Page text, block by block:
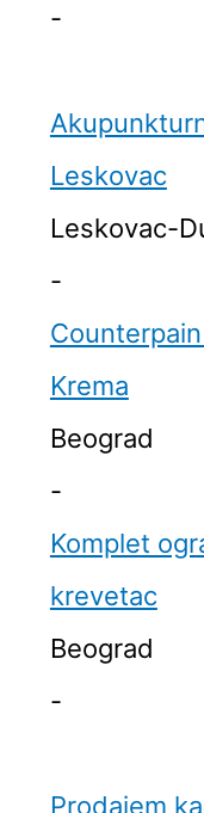
-
Leskovac
Leskovac-
-
Krema
Beograd
-
Komplet
krevetac
Beograd
-
Prodajem